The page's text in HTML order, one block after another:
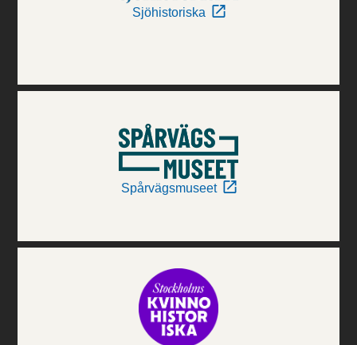
Sjöhistoriska
Spårvägsmuseet